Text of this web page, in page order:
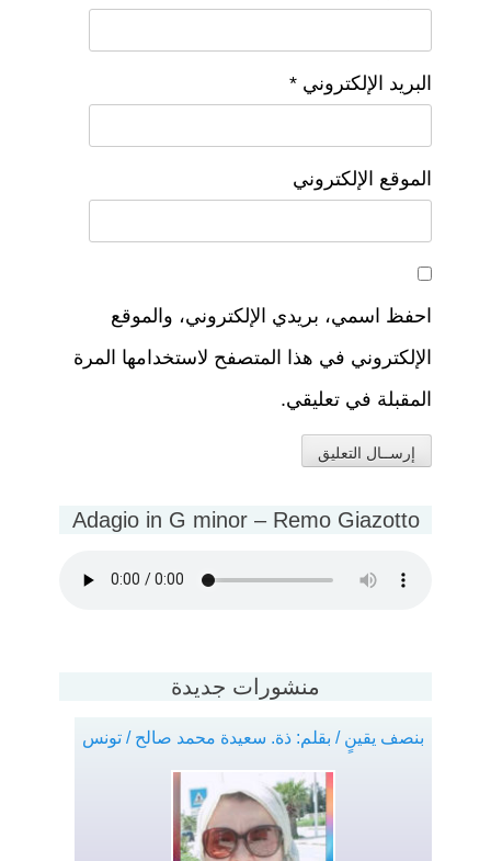
البريد الإلكتروني *
الموقع الإلكتروني
احفظ اسمي، بريدي الإلكتروني، والموقع
الإلكتروني في هذا المتصفح لاستخدامها المرة
المقبلة في تعليقي.
Adagio in G minor – Remo Giazotto
منشورات جديدة
بنصف يقينٍ / بقلم: ذة. سعيدة محمد صالح / تونس